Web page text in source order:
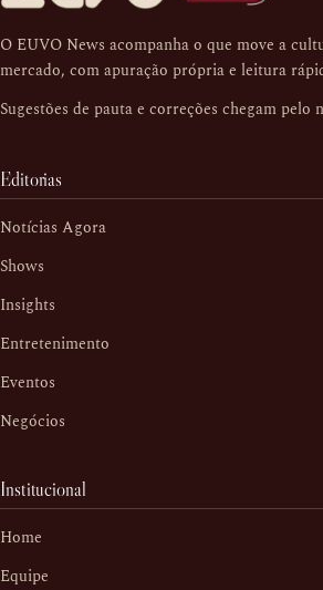
O EUVO News acompanha o que move a
mercado, com apuração própria e leitura
Sugestões de pauta e correções chegam pelo
Editorias
Notícias Agora
Shows
Insights
Entretenimento
Eventos
Negócios
Institucional
Home
Equipe